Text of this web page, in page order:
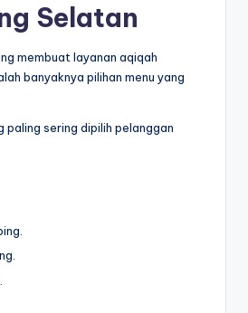
Selatan
membuat layanan aqiqah
banyaknya pilihan menu yang
paling sering dipilih pelanggan